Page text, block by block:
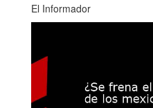
El Informador